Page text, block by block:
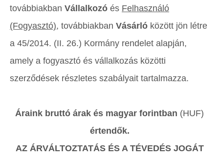
továbbiakban Vállalkozó és Felhasználó
(Fogyasztó), továbbiakban Vásárló között jön létre
a 45/2014. (II. 26.) Kormány rendelet alapján,
amely a fogyasztó és vállalkozás közötti
szerződések részletes szabályait tartalmazza.
Áraink bruttó árak és magyar forintban (HUF)
értendők.
AZ ÁRVÁLTOZTATÁS ÉS A TÉVEDÉS JOGÁT